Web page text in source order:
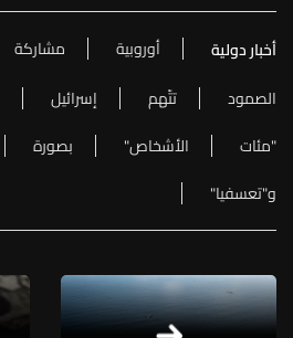
أخبار دولية أوروبية مشاركة
الصمود
تتّهم إسرائيل
"مئات
الأشخاص" بصورة
و"تعسفيا"